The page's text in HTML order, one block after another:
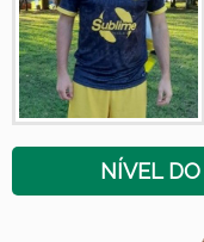
NÍVEL